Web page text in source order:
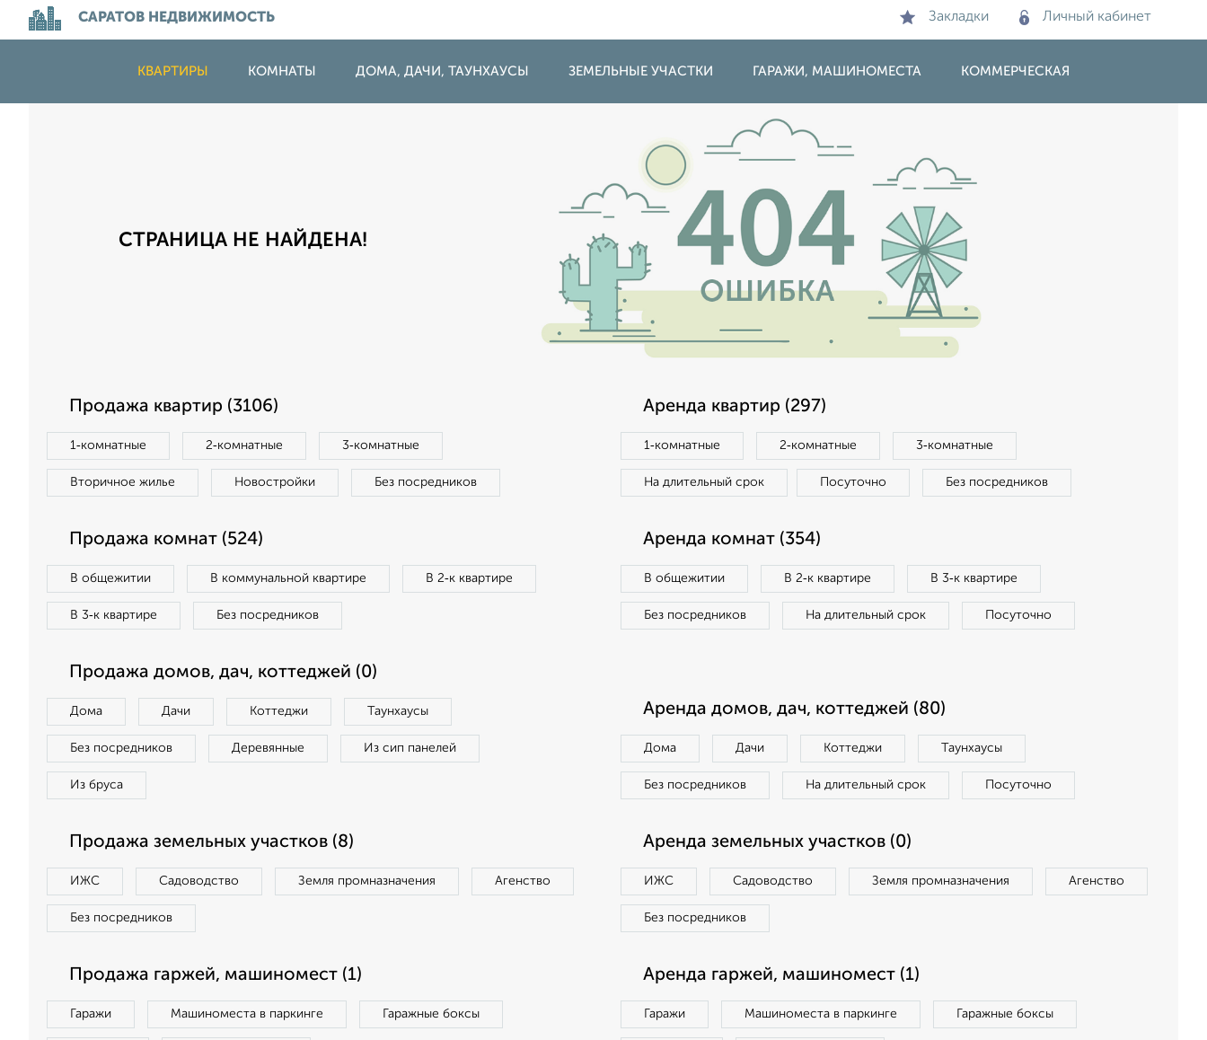
САРАТОВ НЕДВИЖИМОСТЬ Закладки Личный кабинет
КВАРТИРЫ КОМНАТЫ ДОМА, ДАЧИ, ТАУНХАУСЫ ЗЕМЕЛЬНЫЕ УЧАСТКИ ГАРАЖИ, МАШИНОМЕСТА КОММЕРЧЕСКАЯ
СТРАНИЦА НЕ НАЙДЕНА!
Продажа квартир (3106)
1‑комнатные 2‑комнатные 3‑комнатные
Вторичное жилье Новостройки Без посредников
Аренда квартир (297)
1‑комнатные 2‑комнатные 3‑комнатные
На длительный срок Посуточно Без посредников
Продажа комнат (524)
В общежитии В коммунальной квартире В 2‑к квартире
В 3‑к квартире Без посредников
Аренда комнат (354)
В общежитии В 2‑к квартире В 3‑к квартире
Без посредников На длительный срок Посуточно
Продажа домов, дач, коттеджей (0)
Дома Дачи Коттеджи Таунхаусы
Без посредников Деревянные Из сип панелей
Из бруса
Аренда домов, дач, коттеджей (80)
Дома Дачи Коттеджи Таунхаусы
Без посредников На длительный срок Посуточно
Продажа земельных участков (8)
ИЖС Садоводство Земля промназначения Агенство
Без посредников
Аренда земельных участков (0)
ИЖС Садоводство Земля промназначения Агенство
Без посредников
Продажа гаржей, машиномест (1)
Гаражи Машиноместа в паркинге Гаражные боксы
Аренда гаржей, машиномест (1)
Гаражи Машиноместа в паркинге Гаражные боксы